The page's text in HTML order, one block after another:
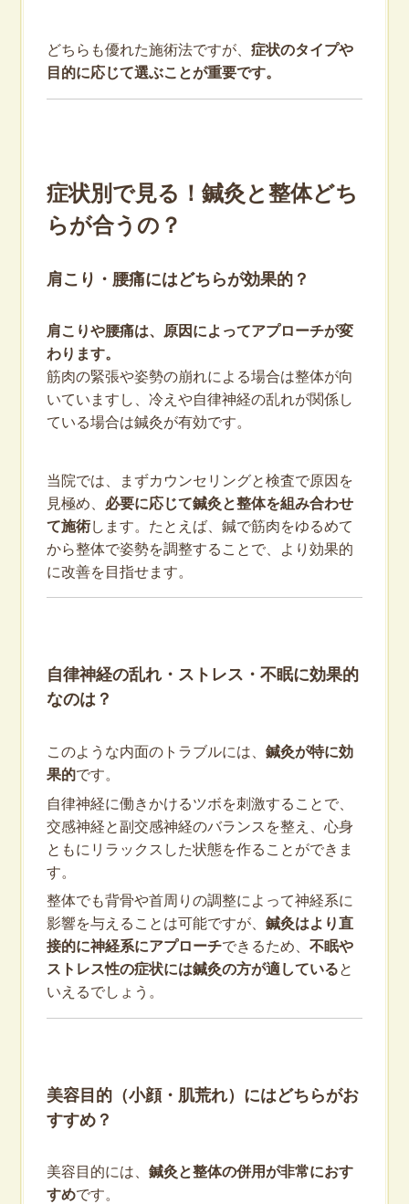
どちらも優れた施術法ですが、 症状のタイプや
目的に応じて選ぶことが重要です。
症状別で見る！鍼灸と整体どち
らが合うの？
肩こり・腰痛にはどちらが効果的？
肩こりや腰痛は、原因によってアプローチが変
わります。
筋肉の緊張や姿勢の崩れによる場合は整体が向
いていますし、冷えや自律神経の乱れが関係し
ている場合は鍼灸が有効です。
当院では、まずカウンセリングと検査で原因を
見極め、 必要に応じて鍼灸と整体を組み合わせ
て施術します。たとえば、鍼で筋肉をゆるめて
から整体で姿勢を調整することで、より効果的
に改善を目指せます。
自律神経の乱れ・ストレス・不眠に効果的
なのは？
このような内面のトラブルには、 鍼灸が特に効
果的です。
自律神経に働きかけるツボを刺激することで、
交感神経と副交感神経のバランスを整え、心身
ともにリラックスした状態を作ることができま
す。
整体でも背骨や首周りの調整によって神経系に
影響を与えることは可能ですが、 鍼灸はより直
接的に神経系にアプローチできるため、 不眠や
ストレス性の症状には鍼灸の方が適していると
いえるでしょう。
美容目的（小顔・肌荒れ）にはどちらがお
すすめ？
美容目的には、 鍼灸と整体の併用が非常におす
すめです。